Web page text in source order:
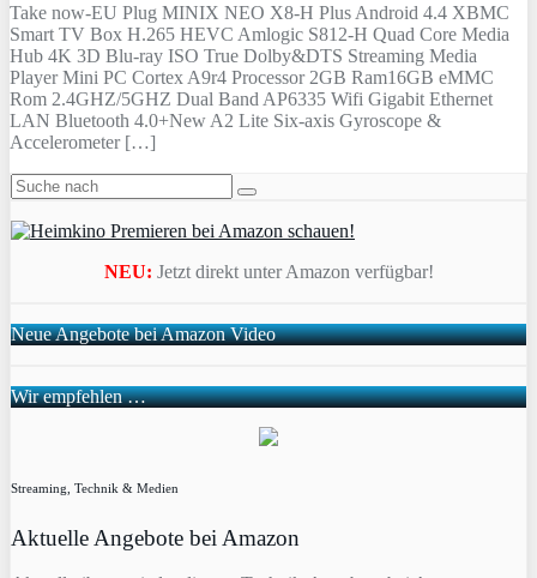
Take now-EU Plug MINIX NEO X8-H Plus Android 4.4 XBMC
Smart TV Box H.265 HEVC Amlogic S812-H Quad Core Media
Hub 4K 3D Blu-ray ISO True Dolby&DTS Streaming Media
Player Mini PC Cortex A9r4 Processor 2GB Ram16GB eMMC
Rom 2.4GHZ/5GHZ Dual Band AP6335 Wifi Gigabit Ethernet
LAN Bluetooth 4.0+New A2 Lite Six-axis Gyroscope &
Accelerometer […]
NEU: Jetzt direkt unter Amazon verfügbar!
Neue Angebote bei Amazon Video
Wir empfehlen …
Streaming, Technik & Medien
Aktuelle Angebote bei Amazon